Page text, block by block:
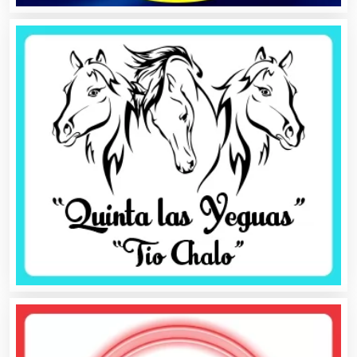
Audios para Eventos
Autobuses
Automatización
Automóviles Nuevos y Usados
Autopartes Eléctricas
Avaluos